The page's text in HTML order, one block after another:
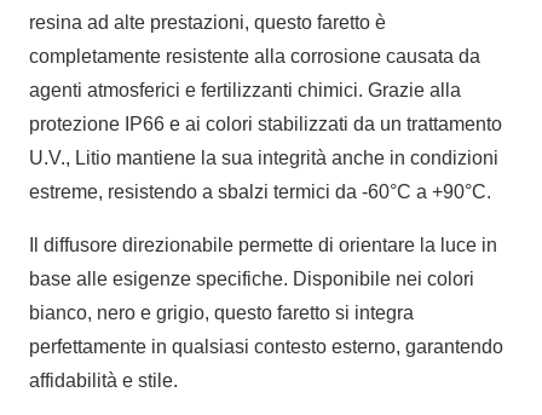
resina ad alte prestazioni, questo faretto è
completamente resistente alla corrosione causata da
agenti atmosferici e fertilizzanti chimici. Grazie alla
protezione IP66 e ai colori stabilizzati da un trattamento
U.V., Litio mantiene la sua integrità anche in condizioni
estreme, resistendo a sbalzi termici da -60°C a +90°C.
Il diffusore direzionabile permette di orientare la luce in
base alle esigenze specifiche. Disponibile nei colori
bianco, nero e grigio, questo faretto si integra
perfettamente in qualsiasi contesto esterno, garantendo
affidabilità e stile.